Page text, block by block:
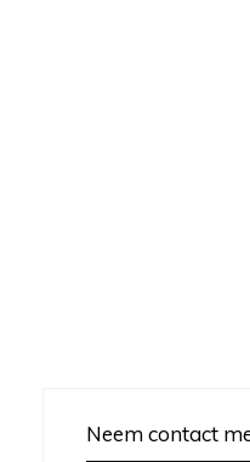
Neem contact